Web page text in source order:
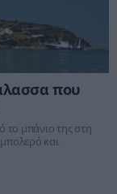
που
μπάνιο της στη
και